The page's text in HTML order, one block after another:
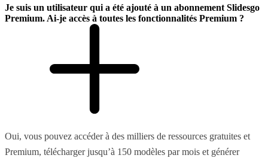
Je suis un utilisateur qui a été ajouté à un abonnement Slidesgo
Premium. Ai-je accès à toutes les fonctionnalités Premium ?
Oui, vous pouvez accéder à des milliers de ressources gratuites et
Premium, télécharger jusqu’à 150 modèles par mois et générer